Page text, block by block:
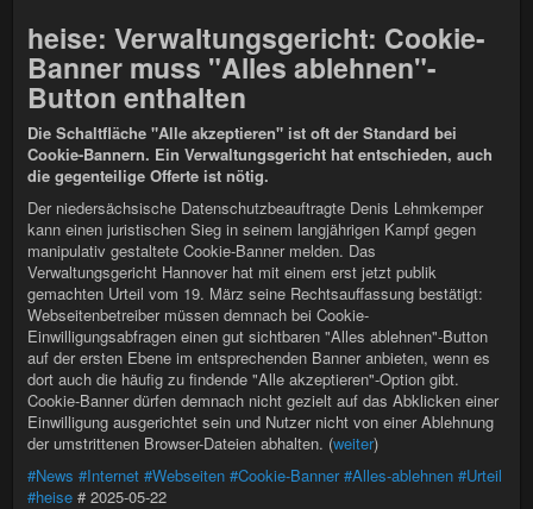
heise: Verwaltungsgericht: Cookie-
Banner muss "Alles ablehnen"-
Button enthalten
Die Schaltfläche "Alle akzeptieren" ist oft der Standard bei
Cookie-Bannern. Ein Verwaltungsgericht hat entschieden, auch
die gegenteilige Offerte ist nötig.
Der niedersächsische Datenschutzbeauftragte Denis Lehmkemper
kann einen juristischen Sieg in seinem langjährigen Kampf gegen
manipulativ gestaltete Cookie-Banner melden. Das
Verwaltungsgericht Hannover hat mit einem erst jetzt publik
gemachten Urteil vom 19. März seine Rechtsauffassung bestätigt:
Webseitenbetreiber müssen demnach bei Cookie-
Einwilligungsabfragen einen gut sichtbaren "Alles ablehnen"-Button
auf der ersten Ebene im entsprechenden Banner anbieten, wenn es
dort auch die häufig zu findende "Alle akzeptieren"-Option gibt.
Cookie-Banner dürfen demnach nicht gezielt auf das Abklicken einer
Einwilligung ausgerichtet sein und Nutzer nicht von einer Ablehnung
der umstrittenen Browser-Dateien abhalten. (weiter)
#News #Internet #Webseiten #Cookie-Banner #Alles-ablehnen #Urteil
#heise # 2025-05-22